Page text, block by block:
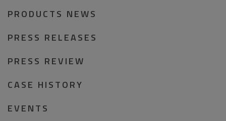
PRODUCTS NEWS
PRESS RELEASES
PRESS REVIEW
CASE HISTORY
EVENTS